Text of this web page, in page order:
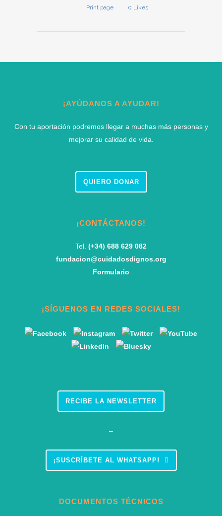
Print page 0 Likes
¡AYÚDANOS A AYUDAR!
Con tu aportación podremos llegar a muchas más personas y
mejorar su calidad de vida.
QUIERO DONAR
¡CONTÁCTANOS!
Tel. (+34) 688 629 082
fundacion@cuidadosdignos.org
Formulario
¡SÍGUENOS EN REDES SOCIALES!
RECIBE LA NEWSLETTER
–
¡SUSCRÍBETE AL WHATSAPP!
DOCUMENTOS TÉCNICOS